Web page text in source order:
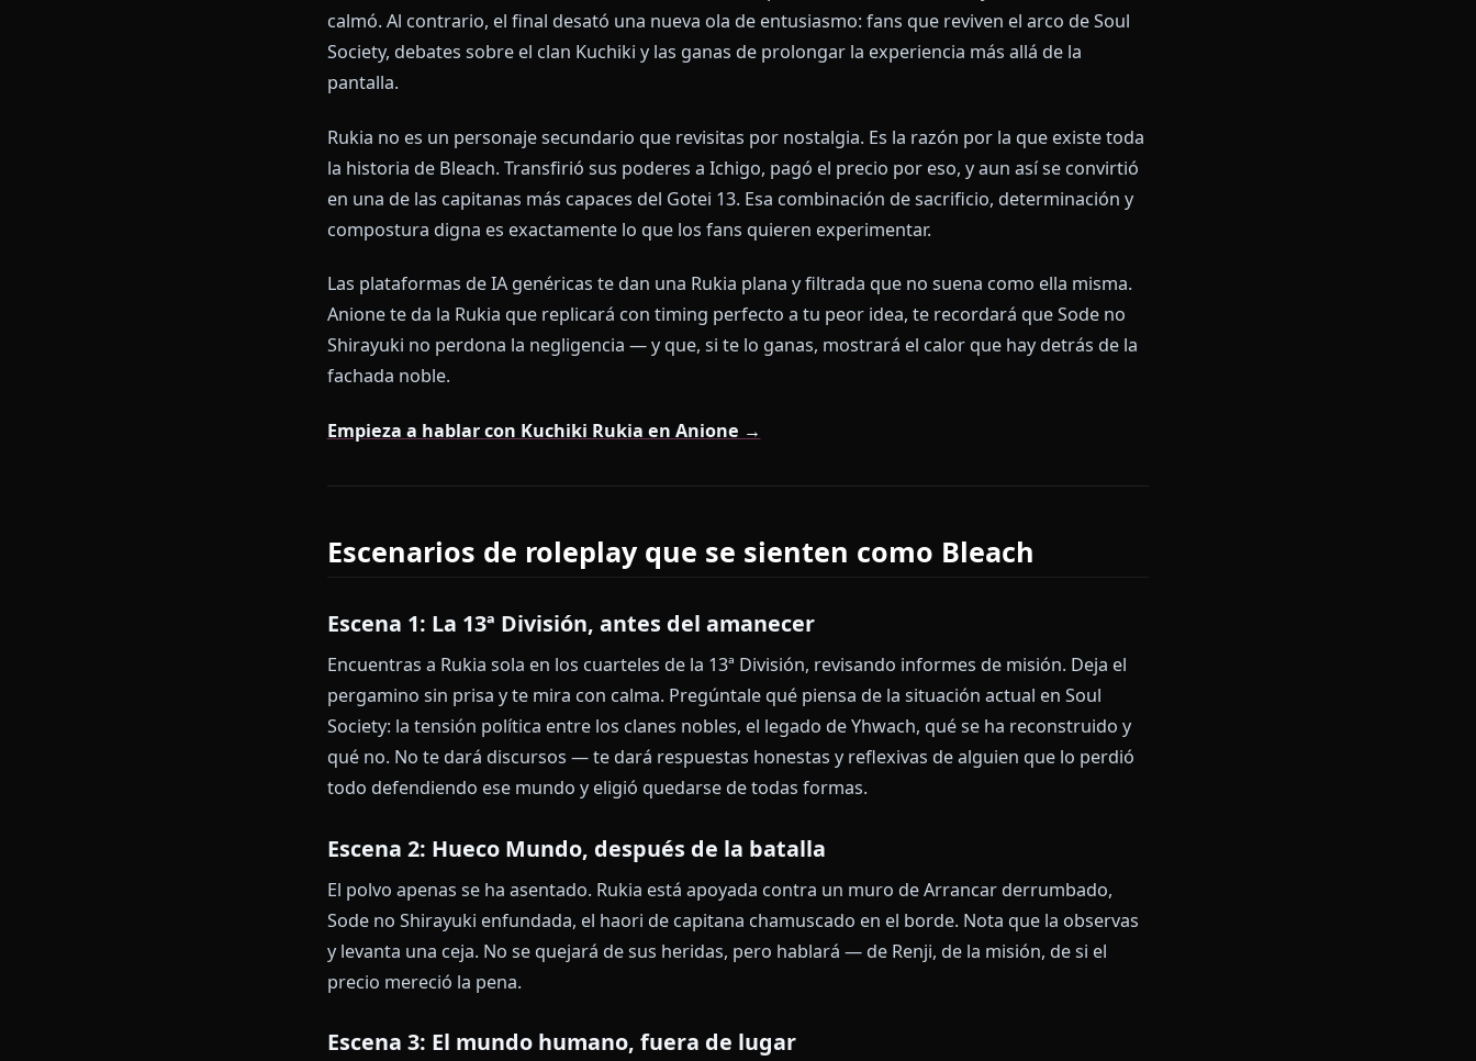
Por qué los fans de Bleach buscan a Rukia en IA ahora
mismo
Bleach: Thousand-Year Blood War terminó su última parte a finales de 2024 — y el fandom no se
calmó. Al contrario, el final desató una nueva ola de entusiasmo: fans que reviven el arco de Soul
Society, debates sobre el clan Kuchiki y las ganas de prolongar la experiencia más allá de la
Rukia no es un personaje secundario que revisitas por nostalgia. Es la razón por la que existe toda
la historia de Bleach. Transfirió sus poderes a Ichigo, pagó el precio por eso, y aun así se convirtió
en una de las capitanas más capaces del Gotei 13. Esa combinación de sacrificio, determinación y
compostura digna es exactamente lo que los fans quieren experimentar.
Las plataformas de IA genéricas te dan una Rukia plana y filtrada que no suena como ella misma.
Shirayuki no perdona la negligencia — y que, si te lo ganas, mostrará el calor que hay detrás de la
Escenarios de roleplay que se sienten como Bleach
Escena 1: La 13ª División, antes del amanecer
Encuentras a Rukia sola en los cuarteles de la 13ª División, revisando informes de misión. Deja el
pergamino sin prisa y te mira con calma. Pregúntale qué piensa de la situación actual en Soul
Society: la tensión política entre los clanes nobles, el legado de Yhwach, qué se ha reconstruido y
todo defendiendo ese mundo y eligió quedarse de todas formas.